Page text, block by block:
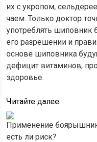
их с укропом,
чаем. Только доктор
употреблять
его разрешении и
основе шиповника
дефицит витаминов,
здоровье.
Читайте далее:
Применение
есть ли риск?